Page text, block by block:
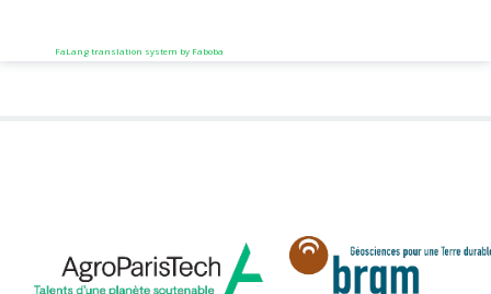
FaLang translation system by Faboba